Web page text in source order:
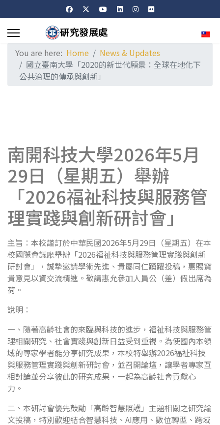
You are here: Home
News & Updates
國立臺南大學「2020的新世代願景：全球在地化下
公共治理的傳承與創新」
南開科技大學2026年5月
29日（星期五）舉辦
「2026福祉科技與服務管
理實踐與創新研討會」
主旨：本校謹訂於中華民國2026年5月29日（星期五）在本
校國際會議廳舉辦「2026福祉科技與服務管理實踐與創新
研討會」，誠摯邀請學術先進、貴屬同仁踴躍投稿，惠賜寶
貴意見以資交流精進。敬請惠允參加人員公（差）假出席為
荷。
說明：
一、隨著高齡社會的來臨與科技的進步，福祉科技與服務管
理相關研究、社會實踐與創新日益受到重視。為使國內本領
域的專家學者能分享研究成果，本校特舉辦2026福祉科技
與服務管理實踐與創新研討會，並召開論壇，讓學者專家互
相討論並分享彼此的研究成果，一起為高齡社會貢獻心
力。
二、本研討會優先鼓勵「高齡智慧照護」主題相關之研究論
文投稿，特別歡迎結合智慧科技、AI應用、數位轉型、跨域